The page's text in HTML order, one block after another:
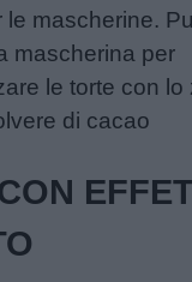
le mascherine.
mascherina per
le torte con lo
di cacao